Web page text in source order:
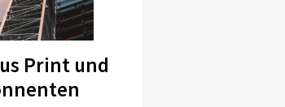
Print und